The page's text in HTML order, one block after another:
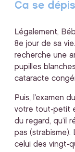
Ca se
Légalement,
8e jour de sa
recherche une
pupilles
cataracte
Puis, l’examen
votre tout-petit
du regard, qu’il
pas (strabisme).
celui des vingt-